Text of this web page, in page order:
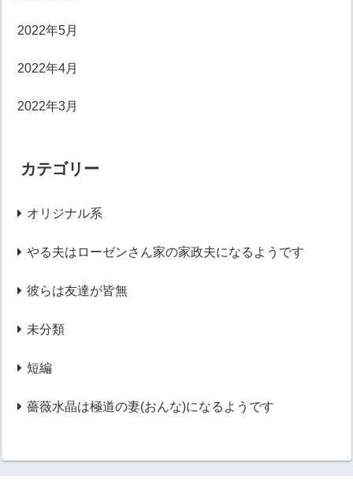
2022年5月
2022年4月
2022年3月
カテゴリー
オリジナル系
やる夫はローゼンさん家の家政夫になるようです
彼らは友達が皆無
未分類
短編
薔薇水晶は極道の妻(おんな)になるようです